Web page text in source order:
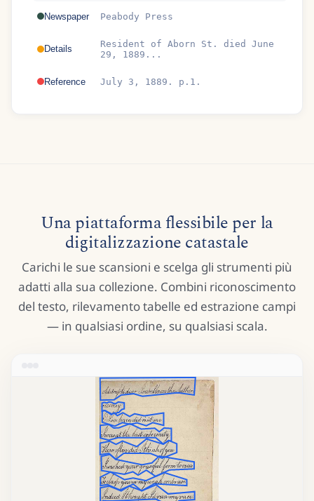
Newspaper Peabody Press
Details
Resident of Aborn St. died June
29, 1889...
Reference July 3, 1889. p.1.
Una piattaforma flessibile per la
digitalizzazione catastale
Carichi le sue scansioni e scelga gli strumenti più
adatti alla sua collezione. Combini riconoscimento
del testo, rilevamento tabelle ed estrazione campi
— in qualsiasi ordine, su qualsiasi scala.